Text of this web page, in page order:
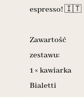
espresso! 🇮🇹
Zawartość
zestawu:
1 × kawiarka
Bialetti